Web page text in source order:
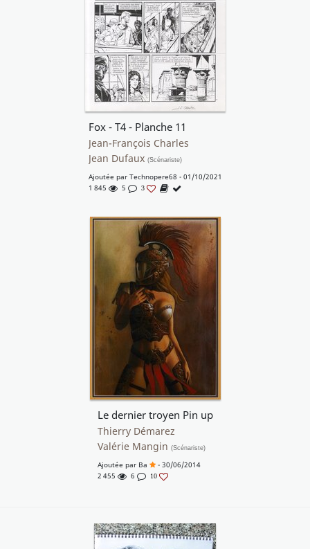
Fox - T4 - Planche 11
Jean-François Charles
Jean Dufaux (Scénariste)
Ajoutée par Technopere68 - 01/10/2021
1 845
5 3
Le dernier troyen Pin up
Thierry Démarez
Valérie Mangin (Scénariste)
Ajoutée par Ba
- 30/06/2014
2 455
6 10